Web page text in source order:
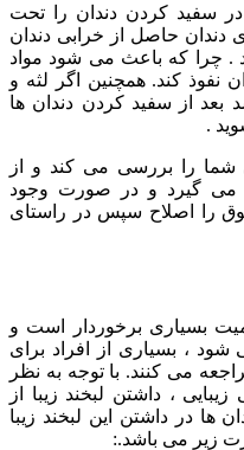
سفید کردن دندان را تحت
دندان حاصل از خرابی دندان
. چرا که باعث می شود مواد
نفوذ کند. همچنین اگر لثه و
بعد از سفید کردن دندان ها
.
شما را بررسی می کند و از
می گیرد و در صورت وجود
فوق را اصلاح سپس در راستای
بسیاری برخوردار است و
، بسیاری از افراد برای
می کنند. با توجه به نظر
، داشتن لبخند زیبا از
ها در داشتن این لبخند زیبا
زیر می باشد.: